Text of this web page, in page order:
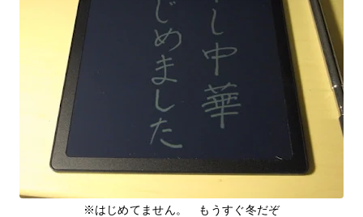
※はじめてません。 もうすぐ冬だぞ